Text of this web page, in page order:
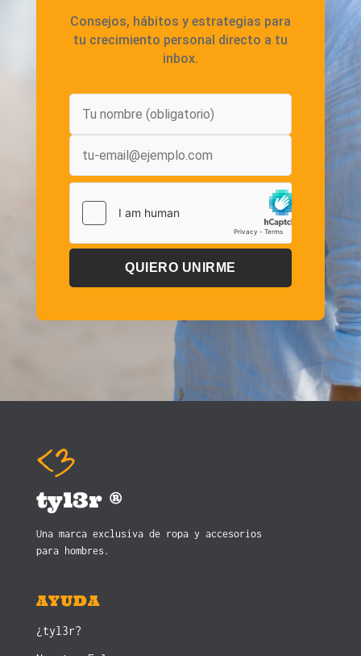
Consejos, hábitos y estrategias para
tu crecimiento personal directo a tu
inbox.
QUIERO UNIRME
tyl3r ®
Una marca exclusiva de ropa y accesorios
para hombres.
AYUDA
¿tyl3r?